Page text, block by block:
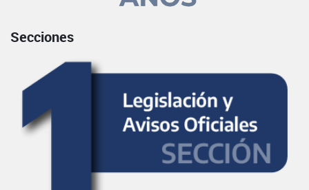
Secciones